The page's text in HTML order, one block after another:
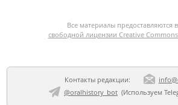
Все материалы предоставляются
свободной лицензии Creative Commons
Контакты редакции:
@oralhistory_bot(Используем